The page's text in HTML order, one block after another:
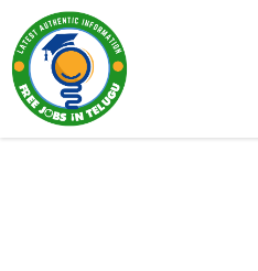
content